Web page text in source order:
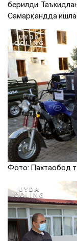
берилди.
Самарқандда
Фото: Пахтаобод